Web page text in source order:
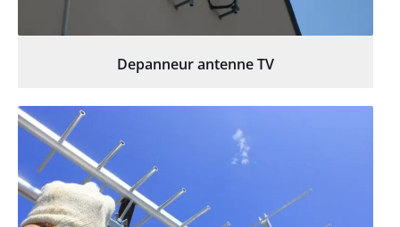
Depanneur antenne TV